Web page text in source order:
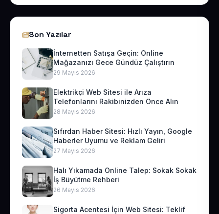
Son Yazılar
İnternetten Satışa Geçin: Online
Mağazanızı Gece Gündüz Çalıştırın
29 Mayıs 2026
Elektrikçi Web Sitesi ile Arıza
Telefonlarını Rakibinizden Önce Alın
28 Mayıs 2026
Sıfırdan Haber Sitesi: Hızlı Yayın, Google
Haberler Uyumu ve Reklam Geliri
27 Mayıs 2026
Halı Yıkamada Online Talep: Sokak Sokak
İş Büyütme Rehberi
26 Mayıs 2026
Sigorta Acentesi İçin Web Sitesi: Teklif